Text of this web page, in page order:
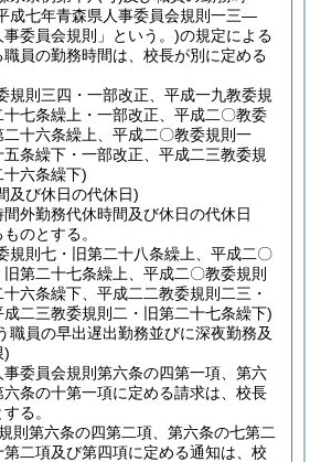
成七年青森県人事委員会規則一三―
委員会規則」という。)の規定による
員の勤務時間は、校長が別に定める
規則三四・一部改正、平成一九教委規
十七条繰上・一部改正、平成二〇教委
十六条繰上、平成二〇教委規則一
条繰下・一部改正、平成二三教委規
十六条繰下)
及び休日の代休日)
間外勤務代休時間及び休日の代休日
のとする。
規則七・旧第二十八条繰上、平成二〇
第二十七条繰上、平成二〇教委規則
六条繰下、平成二二教委規則二三・
二三教委規則二・旧第二十七条繰下)
職員の早出遅出勤務並びに深夜勤務及
)
事委員会規則第六条の四第一項、第六
条の十第一項に定める請求は、校長
る。
則第六条の四第二項、第六条の七第二
二項及び第四項に定める通知は、校